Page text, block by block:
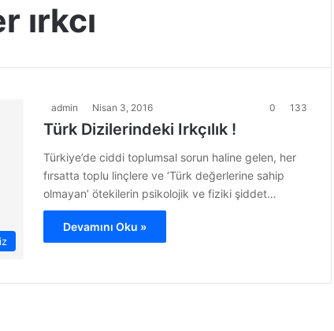
ırkcı
admin Nisan 3, 2016 0 133
Türk Dizilerindeki Irkçılık !
Türkiye’de ciddi toplumsal sorun haline gelen, her
fırsatta toplu linçlere ve ‘Türk değerlerine sahip
olmayan’ ötekilerin psikolojik ve fiziki şiddet…
Devamını Oku »